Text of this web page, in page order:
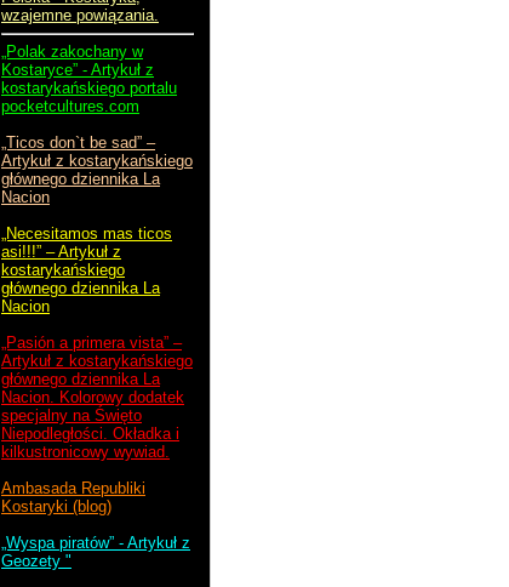
wzajemne powiązania.
„Polak zakochany w
Kostaryce” - Artykuł z
kostarykańskiego portalu
pocketcultures.com
„Ticos don`t be sad” –
Artykuł z kostarykańskiego
głównego dziennika La
Nacion
„Necesitamos mas ticos
asi!!!” – Artykuł z
kostarykańskiego
głównego dziennika La
Nacion
„Pasión a primera vista” –
Artykuł z kostarykańskiego
głównego dziennika La
Nacion. Kolorowy dodatek
specjalny na Święto
Niepodległości. Okładka i
kilkustronicowy wywiad.
Ambasada Republiki
Kostaryki (blog)
„Wyspa piratów” - Artykuł z
Geozety "